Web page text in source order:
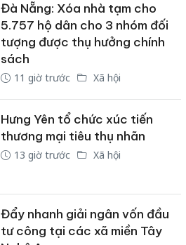
Đà Nẵng: Xóa nhà tạm cho
5.757 hộ dân cho 3 nhóm đối
tượng được thụ hưởng chính
sách
11 giờ trước Xã hội
Hưng Yên tổ chức xúc tiến
thương mại tiêu thụ nhãn
13 giờ trước Xã hội
Đẩy nhanh giải ngân vốn đầu
tư công tại các xã miền Tây